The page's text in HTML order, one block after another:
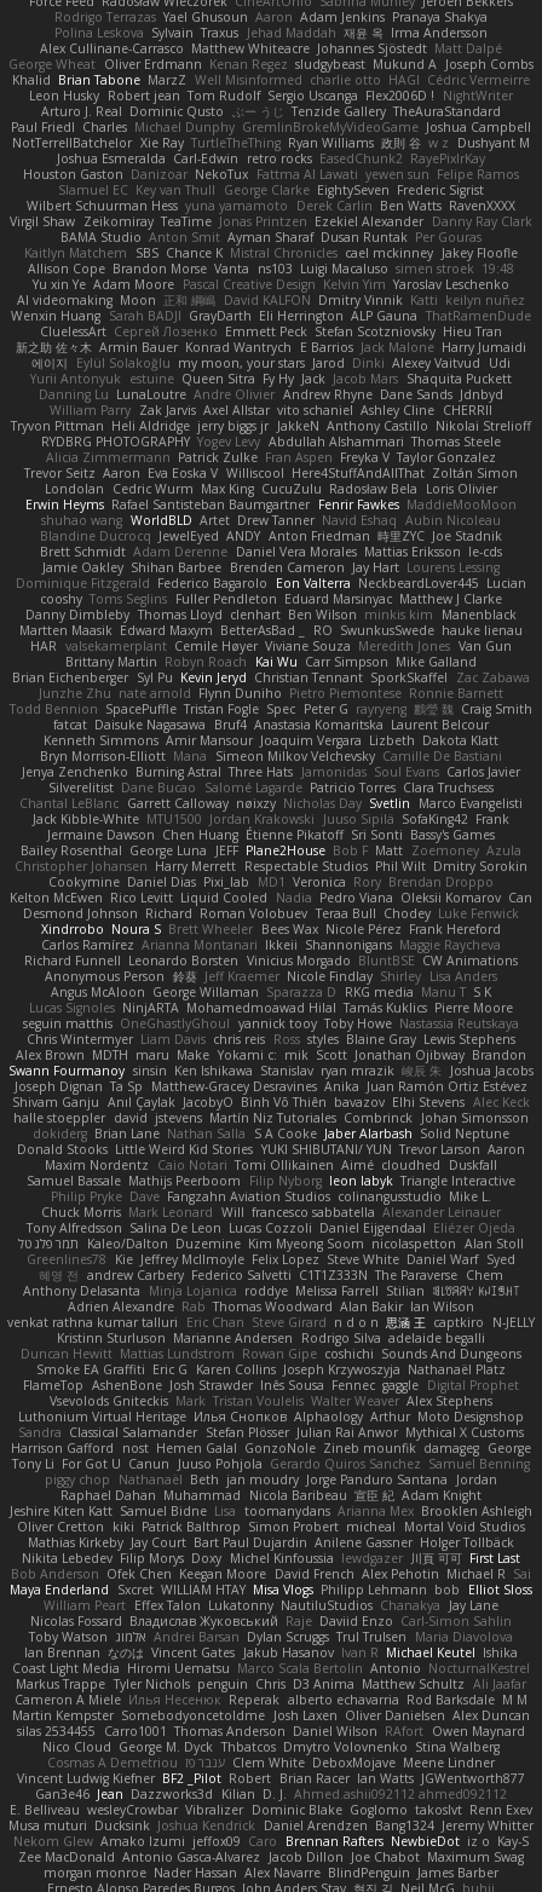
Rodrigo Terrazas Yael Ghusoun Aaron Adam Jenkins Pranaya Shakya
Polina Leskova Sylvain Traxus Jehad Maddah 재윤 옥 Irma Andersson
Alex Cullinane-Carrasco Matthew Whiteacre Johannes Sjöstedt Matt Dalpé
George Wheat Oliver Erdmann Kenan Regez sludgybeast Mukund A
Joseph Combs
Khalid Brian Tabone MarzZ Well Misinformed charlie otto HAGI Cédric Vermeirre
Leon Husky Robert jean Tom Rudolf Sergio Uscanga Flex2006D !
NightWriter
Arturo J. Real Dominic Qusto ぶー うじ Tenzide Gallery TheAuraStandard
Paul Friedl Charles Michael Dunphy GremlinBrokeMyVideoGame Joshua Campbell
NotTerrellBatchelor Xie Ray TurtleTheThing Ryan Williams 政則 谷 w z
Dushyant M
Joshua Esmeralda Carl-Edwin retro rocks EasedChunk2 RayePixlrKay
Houston Gaston Danizoar NekoTux Fattma Al Lawati yewen sun Felipe Ramos
Slamuel EC Key van Thull George Clarke EightySeven Frederic Sigrist
Wilbert Schuurman Hess yuna yamamoto Derek Carlin Ben Watts RavenXXXX
Virgil Shaw Zeikomiray TeaTime Jonas Printzen Ezekiel Alexander Danny Ray Clark
BAMA Studio Anton Smit Ayman Sharaf Dusan Runtak Per Gouras
Kaitlyn Matchem
SBS Chance K Mistral Chronicles cael mckinney Jakey Floofle
Allison Cope Brandon Morse Vanta ns103 Luigi Macaluso simen stroek 19:48
Yu xin Ye Adam Moore Pascal Creative Design Kelvin Yim Yaroslav Leschenko
AI videomaking Moon 正和 綱嶋 David KALFON Dmitry Vinnik Katti keilyn nuñez
Wenxin Huang Sarah BADJI GrayDarth Eli Herrington ALP Gauna ThatRamenDude
CluelessArt Cергей Лозенко Emmett Peck Stefan Scotzniovsky Hieu Tran
新之助 佐々木 Armin Bauer Konrad Wantrych E Barrios Jack Malone Harry Jumaidi
에이지
Eylül Solakoğlu my moon, your stars Jarod Dinki Alexey Vaitvud
Udi
Yurii Antonyuk
estuine Queen Sitra Fy Hy Jack Jacob Mars Shaquita Puckett
Danning Lu LunaLoutre Andre Olivier Andrew Rhyne Dane Sands Jdnbyd
William Parry Zak Jarvis Axel Allstar vito schaniel Ashley Cline CHERRII
Tryvon Pittman Heli Aldridge jerry biggs jr JakkeN Anthony Castillo Nikolai Strelioff
RYDBRG PHOTOGRAPHY Yogev Levy Abdullah Alshammari Thomas Steele
Alicia Zimmermann Patrick Zulke Fran Aspen Freyka V Taylor Gonzalez
Trevor Seitz Aaron Eva Eoska V Williscool Here4StuffAndAllThat Zoltán Simon
Londolan
Cedric Wurm Max King CucuZulu Radosław Bela
Loris Olivier
Erwin Heyms Rafael Santisteban Baumgartner Fenrir Fawkes MaddieMooMoon
shuhao wang WorldBLD Artet Drew Tanner Navid Eshaq Aubin Nicoleau
Blandine Ducrocq JewelEyed ANDY Anton Friedman 時里ZYC Joe Stadnik
Brett Schmidt Adam Derenne Daniel Vera Morales Mattias Eriksson le-cds
Jamie Oakley Shihan Barbee Brenden Cameron Jay Hart Lourens Lessing
Dominique Fitzgerald Federico Bagarolo Eon Valterra NeckbeardLover445 Lucian
cooshy Toms Seglins Fuller Pendleton Eduard Marsinyac Matthew J Clarke
Danny Dimbleby Thomas Lloyd clenhart Ben Wilson minkis kim
Manenblack
Martten Maasik Edward Maxym BetterAsBad _ RO SwunkusSwede hauke lienau
HAR valsekamerplant Cemile Høyer Viviane Souza Meredith Jones Van Gun
Brittany Martin Robyn Roach Kai Wu Carr Simpson Mike Galland
Brian Eichenberger Syl Pu Kevin Jeryd Christian Tennant SporkSkaffel
Zac Zabawa
Junzhe Zhu nate arnold Flynn Duniho Pietro Piemontese Ronnie Barnett
Todd Bennion SpacePuffle Tristan Fogle Spec Peter G rayryeng 鸝瑩 魏 Craig Smith
fatcat Daisuke Nagasawa Bruf4 Anastasia Komaritska Laurent Belcour
Kenneth Simmons Amir Mansour Joaquim Vergara Lizbeth Dakota Klatt
Bryn Morrison-Elliott Mana Simeon Milkov Velchevsky Camille De Bastiani
Jenya Zenchenko Burning Astral Three Hats Jamonidas Soul Evans Carlos Javier
Silverelitist Dane Bucao Salomé Lagarde Patricio Torres Clara Truchsess
Chantal LeBlanc Garrett Calloway nøixzy Nicholas Day Svetlin
Marco Evangelisti
Jack Kibble-White MTU1500 Jordan Krakowski Juuso Sipilä SofaKing42 Frank
Jermaine Dawson Chen Huang Étienne Pikatoff Sri Sonti Bassy's Games
Bailey Rosenthal George Luna JEFF Plane2House Bob F Matt Zoemoney Azula
Christopher Johansen Harry Merrett Respectable Studios Phil Wilt Dmitry Sorokin
Cookymine Daniel Dias Pixi_lab MD1 Veronica Rory Brendan Droppo
Kelton McEwen Rico Levitt Liquid Cooled Nadia Pedro Viana Oleksii Komarov Can
Desmond Johnson Richard Roman Volobuev Teraa Bull Chodey Luke Fenwick
Xindrrobo Noura S Brett Wheeler Bees Wax Nicole Pérez Frank Hereford
Carlos Ramírez Arianna Montanari Ikkeii Shannonigans Maggie Raycheva
Richard Funnell Leonardo Borsten Vinicius Morgado BluntBSE CW Animations
Anonymous Person 鈴葵 Jeff Kraemer Nicole Findlay Shirley Lisa Anders
Angus McAloon George Willaman Sparazza D RKG media Manu T S K
Lucas Signoles NinjARTA Mohamedmoawad Hilal Tamás Kuklics Pierre Moore
seguin matthis OneGhastlyGhoul yannick tooy Toby Howe Nastassia Reutskaya
Chris Wintermyer Liam Davis chris reis Ross styles Blaine Gray Lewis Stephens
Alex Brown MDTH maru Make Yokami c: mik Scott Jonathan Ojibway Brandon
Swann Fourmanoy sinsin Ken Ishikawa Stanislav ryan mrazik 峻辰 朱
Joshua Jacobs
Joseph Dignan Ta Sp Matthew-Gracey Desravines Anika Juan Ramón Ortiz Estévez
Shivam Ganju Anıl Çaylak JacobyO Bình Võ Thiên bavazov Elhi Stevens Alec Keck
halle stoeppler david jstevens Martín Niz Tutoriales Combrinck
Johan Simonsson
dokiderg Brian Lane Nathan Salla S A Cooke Jaber Alarbash Solid Neptune
Donald Stooks Little Weird Kid Stories YUKI SHIBUTANI/ YUN Trevor Larson Aaron
Maxim Nordentz
Caio Notari Tomi Ollikainen Aimé cloudhed
Duskfall
Samuel Bassale Mathijs Peerboom Filip Nyborg leon labyk Triangle Interactive
Philip Pryke Dave Fangzahn Aviation Studios colinangusstudio Mike L.
Chuck Morris Mark Leonard Will francesco sabbatella Alexander Leinauer
Tony Alfredsson Salina De Leon Lucas Cozzoli Daniel Eijgendaal Eliézer Ojeda
תמר פלג טל
Kaleo/Dalton Duzemine Kim Myeong Soom nicolaspetton Alan Stoll
Greenlines78
Kie Jeffrey McIlmoyle Felix Lopez Steve White Daniel Warf Syed
혜영 전 andrew Carbery Federico Salvetti C1T1Z333N The Paraverse Chem
Anthony Delasanta
Minja Lojanica roddye Melissa Farrell Stilian ꌃ꒒ꀎꋪꋪꌩ ꀘꈤꀤꁅꃅ꓄
Adrien Alexandre Rab Thomas Woodward Alan Bakir Ian Wilson
venkat rathna kumar talluri
Eric Chan Steve Girard n d o n 思涵 王 captkiro
N-JELLY
Kristinn Sturluson Marianne Andersen Rodrigo Silva adelaide begalli
Duncan Hewitt Mattias Lundstrom Rowan Gipe coshichi Sounds And Dungeons
Smoke EA Graffiti Eric G Karen Collins Joseph Krzywoszyja Nathanaël Platz
FlameTop AshenBone Josh Strawder Inês Sousa Fennec gaggle Digital Prophet
Vsevolods Gniteckis Mark Tristan Voulelis Walter Weaver Alex Stephens
Luthonium Virtual Heritage Илья Снопков Alphaology Arthur Moto Designshop
Sandra Classical Salamander Stefan Plösser Julian Rai Anwor Mythical X Customs
Harrison Gafford
nost Hemen Galal GonzoNole Zineb mounfik damageg George
Tony Li For Got U Canun Juuso Pohjola Gerardo Quiros Sanchez Samuel Benning
piggy chop
Nathanaël Beth jan moudry Jorge Panduro Santana
Jordan
Raphael Dahan Muhammad Nicola Baribeau 宣臣 紀 Adam Knight
Jeshire Kiten Katt Samuel Bidne Lisa toomanydans Arianna Mex Brooklen Ashleigh
Oliver Cretton
kiki Patrick Balthrop Simon Probert micheal
Mortal Void Studios
Mathias Kirkeby Jay Court Bart Paul Dujardin Anilene Gassner Holger Tollbäck
Nikita Lebedev Filip Morys Doxy Michel Kinfoussia lewdgazer 川頁 可可 First Last
Bob Anderson Ofek Chen Keegan Moore David French Alex Pehotin Michael R Sai
Maya Enderland
Sxcret WILLIAM HTAY Misa Vlogs Philipp Lehmann bob
Elliot Sloss
William Peart Effex Talon Lukatonny NautiluStudios Chanakya
Jay Lane
Nicolas Fossard Владислав Жуковський Raje Daviid Enzo Carl-Simon Sahlin
Toby Watson אלמוג Andrei Barsan Dylan Scruggs Trul Trulsen
Maria Diavolova
Ian Brennan なのは Vincent Gates Jakub Hasanov Ivan R Michael Keutel Ishika
Coast Light Media Hiromi Uematsu Marco Scala Bertolin Antonio NocturnalKestrel
Markus Trappe Tyler Nichols penguin Chris D3 Anima Matthew Schultz Ali Jaafar
Cameron A Miele Илья Несенюк Reperak alberto echavarria Rod Barksdale M M
Martin Kempster Somebodyoncetoldme Josh Laxen Oliver Danielsen Alex Duncan
silas 2534455
Carro1001 Thomas Anderson Daniel Wilson RAfort Owen Maynard
Nico Cloud George M. Dyck Thbatcos Dmytro Volovnenko Stina Walberg
Cosmas A Demetriou ענבר פז Clem White DeboxMojave Meene Lindner
Vincent Ludwig Kiefner BF2 _Pilot Robert Brian Racer Ian Watts JGWentworth877
Gan3e46 Jean Dazzworks3d Kilian D. J.
Ahmed.ashii092112 ahmed092112
E. Belliveau wesleyCrowbar Vibralizer Dominic Blake Goglomo takoslvt Renn Exev
Musa muturi Ducksink Joshua Kendrick Daniel Arendzen Bang1324 Jeremy Whitter
Nekom Glew Amako Izumi jeffox09 Caro Brennan Rafters NewbieDot iz o Kay-S
Zee MacDonald Antonio Gasca-Alvarez Jacob Dillon Joe Chabot Maximum Swag
morgan monroe Nader Hassan Alex Navarre BlindPenguin James Barber
Ernesto Alonso Paredes Burgos John Anders Stav 현진 김 Neil McG buhii